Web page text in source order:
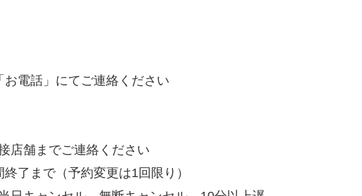
お電話」にてご連絡ください
店舗までご連絡ください
了まで（予約変更は1回限り）